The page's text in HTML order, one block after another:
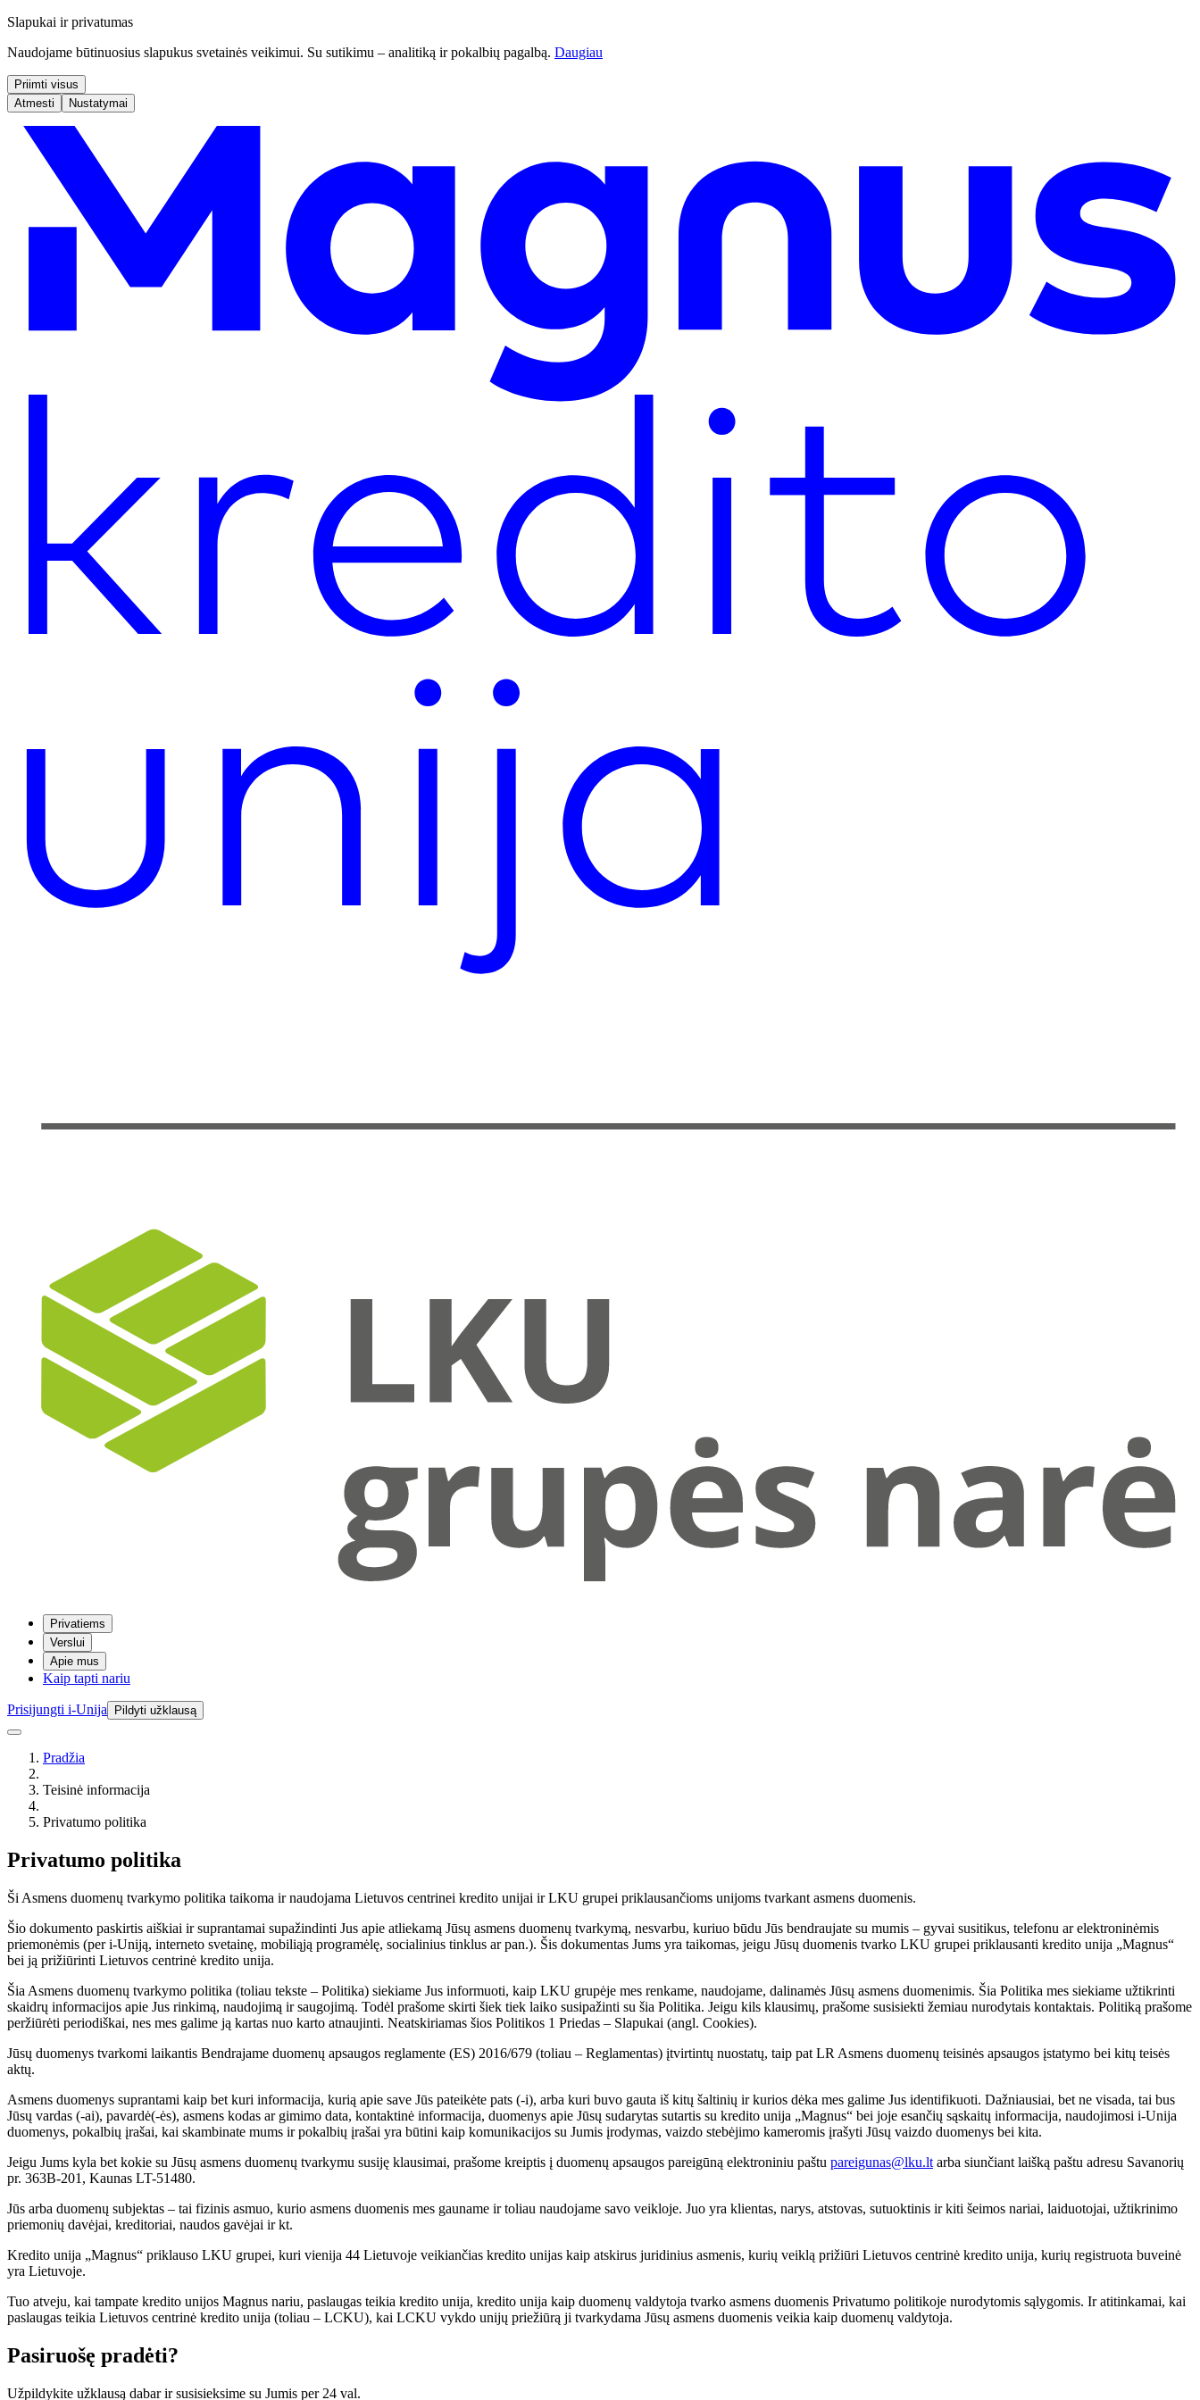
Slapukai ir privatumas
Naudojame būtinuosius slapukus svetainės veikimui. Su sutikimu – analitiką ir pokalbių pagalbą. Daugiau
Priimti visus
Atmesti
Nustatymai
Privatiems
Verslui
Apie mus
Kaip tapti nariu
Prisijungti i-Unija Pildyti užklausą
Pradžia
Teisinė informacija
Privatumo politika
Privatumo politika
Ši Asmens duomenų tvarkymo politika taikoma ir naudojama Lietuvos centrinei kredito unijai ir LKU grupei priklausančioms unijoms tvarkant asmens duomenis.
Šio dokumento paskirtis aiškiai ir suprantamai supažindinti Jus apie atliekamą Jūsų asmens duomenų tvarkymą, nesvarbu, kuriuo būdu Jūs bendraujate su mumis – gyvai susitikus, telefonu ar elektroninėmis
priemonėmis (per i-Uniją, interneto svetainę, mobiliąją programėlę, socialinius tinklus ar pan.). Šis dokumentas Jums yra taikomas, jeigu Jūsų duomenis tvarko LKU grupei priklausanti kredito unija „Magnus“
bei ją prižiūrinti Lietuvos centrinė kredito unija.
Šia Asmens duomenų tvarkymo politika (toliau tekste – Politika) siekiame Jus informuoti, kaip LKU grupėje mes renkame, naudojame, dalinamės Jūsų asmens duomenimis. Šia Politika mes siekiame užtikrinti
skaidrų informacijos apie Jus rinkimą, naudojimą ir saugojimą. Todėl prašome skirti šiek tiek laiko susipažinti su šia Politika. Jeigu kils klausimų, prašome susisiekti žemiau nurodytais kontaktais. Politiką prašome
peržiūrėti periodiškai, nes mes galime ją kartas nuo karto atnaujinti. Neatskiriamas šios Politikos 1 Priedas – Slapukai (angl. Cookies).
Jūsų duomenys tvarkomi laikantis Bendrajame duomenų apsaugos reglamente (ES) 2016/679 (toliau – Reglamentas) įtvirtintų nuostatų, taip pat LR Asmens duomenų teisinės apsaugos įstatymo bei kitų teisės
aktų.
Asmens duomenys suprantami kaip bet kuri informacija, kurią apie save Jūs pateikėte pats (-i), arba kuri buvo gauta iš kitų šaltinių ir kurios dėka mes galime Jus identifikuoti. Dažniausiai, bet ne visada, tai bus
Jūsų vardas (-ai), pavardė(-ės), asmens kodas ar gimimo data, kontaktinė informacija, duomenys apie Jūsų sudarytas sutartis su kredito unija „Magnus“ bei joje esančių sąskaitų informacija, naudojimosi i-Unija
duomenys, pokalbių įrašai, kai skambinate mums ir pokalbių įrašai yra būtini kaip komunikacijos su Jumis įrodymas, vaizdo stebėjimo kameromis įrašyti Jūsų vaizdo duomenys bei kita.
Jeigu Jums kyla bet kokie su Jūsų asmens duomenų tvarkymu susiję klausimai, prašome kreiptis į duomenų apsaugos pareigūną elektroniniu paštu pareigunas@lku.lt arba siunčiant laišką paštu adresu Savanorių
pr. 363B-201, Kaunas LT-51480.
Jūs arba duomenų subjektas – tai fizinis asmuo, kurio asmens duomenis mes gauname ir toliau naudojame savo veikloje. Juo yra klientas, narys, atstovas, sutuoktinis ir kiti šeimos nariai, laiduotojai, užtikrinimo
priemonių davėjai, kreditoriai, naudos gavėjai ir kt.
Kredito unija „Magnus“ priklauso LKU grupei, kuri vienija 44 Lietuvoje veikiančias kredito unijas kaip atskirus juridinius asmenis, kurių veiklą prižiūri Lietuvos centrinė kredito unija, kurių registruota buveinė
yra Lietuvoje.
Tuo atveju, kai tampate kredito unijos Magnus nariu, paslaugas teikia kredito unija, kredito unija kaip duomenų valdytoja tvarko asmens duomenis Privatumo politikoje nurodytomis sąlygomis. Ir atitinkamai, kai
paslaugas teikia Lietuvos centrinė kredito unija (toliau – LCKU), kai LCKU vykdo unijų priežiūrą ji tvarkydama Jūsų asmens duomenis veikia kaip duomenų valdytoja.
Pasiruošę pradėti?
Užpildykite užklausą dabar ir susisieksime su Jumis per 24 val.